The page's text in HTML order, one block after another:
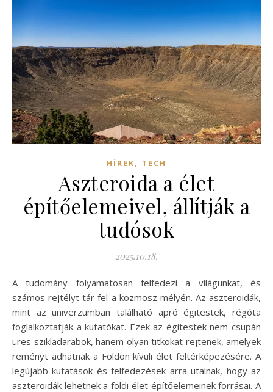
HÍREK, TECH
Aszteroida a élet
építőelemeivel, állítják a
tudósok
2025.10.18.
A tudomány folyamatosan felfedezi a világunkat, és
számos rejtélyt tár fel a kozmosz mélyén. Az aszteroidák,
mint az univerzumban található apró égitestek, régóta
foglalkoztatják a kutatókat. Ezek az égitestek nem csupán
üres szikladarabok, hanem olyan titkokat rejtenek, amelyek
reményt adhatnak a Földön kívüli élet feltérképezésére. A
legújabb kutatások és felfedezések arra utalnak, hogy az
aszteroidák lehetnek a földi élet építőelemeinek forrásai. A